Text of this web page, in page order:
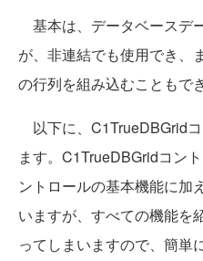
基本は、データベースデ
が、非連結でも使用でき、
の行列を組み込むこともで
以下に、C1TrueDBGrid
ます。C1TrueDBGridコン
ントロールの基本機能に加
いますが、すべての機能を
ってしまいますので、簡単